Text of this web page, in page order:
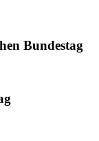
Bundestag